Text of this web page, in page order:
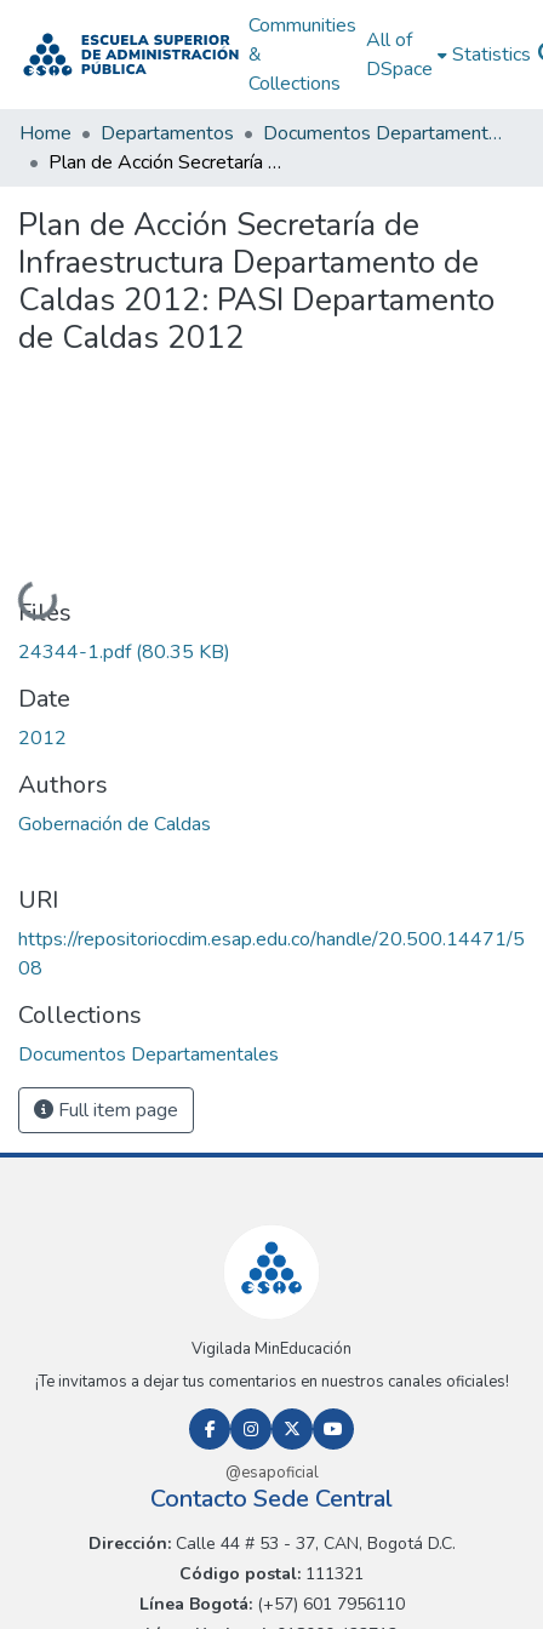
Communities
&
Collections
All of
DSpace
Statistics
Home Departamentos
Documentos Departamentales
Plan de Acción Secretaría de Infraestructura Departamento de Caldas 2012: PASI Departamento de Caldas 2012
Plan de Acción Secretaría de
Infraestructura Departamento de
Caldas 2012: PASI Departamento
de Caldas 2012
Loading...
Files
24344-1.pdf(80.35 KB)
Date
2012
Authors
Gobernación de Caldas
URI
https://repositoriocdim.esap.edu.co/handle/20.500.14471/5
08
Collections
Documentos Departamentales
Full item page
Vigilada MinEducación
¡Te invitamos a dejar tus comentarios en nuestros canales oficiales!
@esapoficial
Contacto Sede Central
Dirección:Calle 44 # 53 - 37, CAN, Bogotá D.C.
Código postal: 111321
Línea Bogotá:(+57) 601 7956110